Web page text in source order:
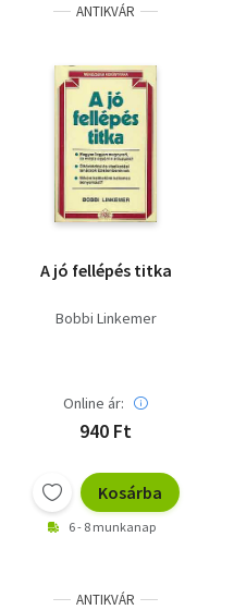
ANTIKVÁR
A jó fellépés titka
Bobbi Linkemer
Online ár:
940 Ft
Kosárba
6 - 8 munkanap
ANTIKVÁR